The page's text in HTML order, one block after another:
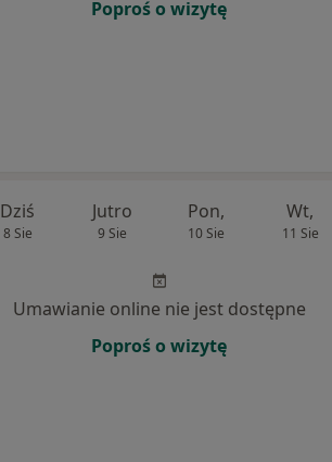
Poproś o wizytę
Dziś
8 Sie
Jutro
9 Sie
Pon,
10 Sie
Wt,
11 Sie
Umawianie online nie jest dostępne
Poproś o wizytę